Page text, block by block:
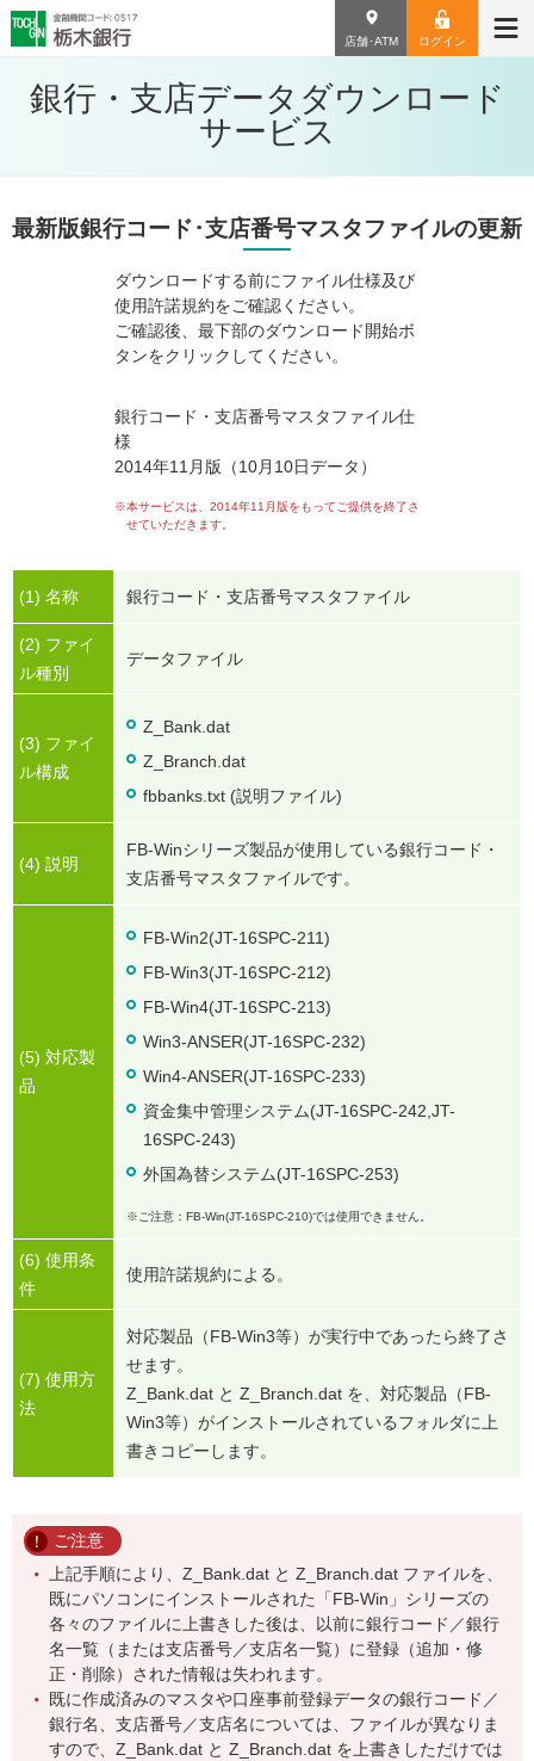
店舗･ATM ログイン
銀行・支店データダウンロード
サービス
最新版銀行コード･支店番号マスタファイルの更新
ダウンロードする前にファイル仕様及び
使用許諾規約をご確認ください。
ご確認後、最下部のダウンロード開始ボ
タンをクリックしてください。
銀行コード・支店番号マスタファイル仕
様
2014年11月版（10月10日データ）
※本サービスは、2014年11月版をもってご提供を終了さ
せていただきます。
(1) 名称 銀行コード・支店番号マスタファイル
(2) ファイ
ル種別
データファイル
(3) ファイ
ル構成
Z_Bank.dat
Z_Branch.dat
fbbanks.txt (説明ファイル)
(4) 説明
FB-Winシリーズ製品が使用している銀行コード・
支店番号マスタファイルです。
(5) 対応製
品
FB-Win2(JT-16SPC-211)
FB-Win3(JT-16SPC-212)
FB-Win4(JT-16SPC-213)
Win3-ANSER(JT-16SPC-232)
Win4-ANSER(JT-16SPC-233)
資金集中管理システム(JT-16SPC-242,JT-
16SPC-243)
外国為替システム(JT-16SPC-253)
※ご注意：FB-Win(JT-16SPC-210)では使用できません。
(6) 使用条
件
使用許諾規約による。
(7) 使用方
法
対応製品（FB-Win3等）が実行中であったら終了さ
せます。
Z_Bank.dat と Z_Branch.dat を、対応製品（FB-
Win3等）がインストールされているフォルダに上
書きコピーします。
ご注意
上記手順により、Z_Bank.dat と Z_Branch.dat ファイルを、
既にパソコンにインストールされた「FB-Win」シリーズの
各々のファイルに上書きした後は、以前に銀行コード／銀行
名一覧（または支店番号／支店名一覧）に登録（追加・修
正・削除）された情報は失われます。
既に作成済みのマスタや口座事前登録データの銀行コード／
銀行名、支店番号／支店名については、ファイルが異なりま
すので、Z_Bank.dat と Z_Branch.dat を上書きしただけでは